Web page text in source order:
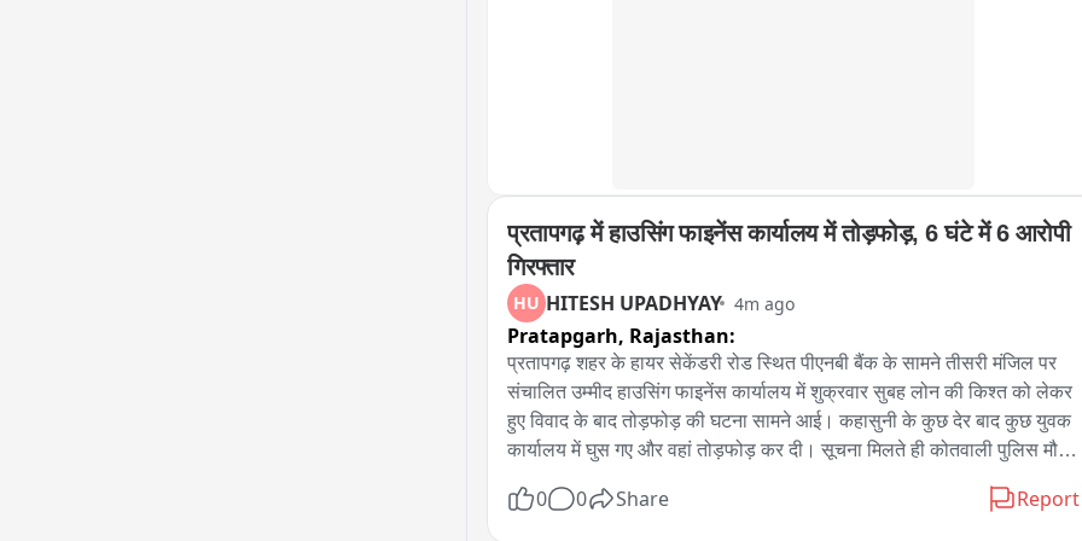
प्रतापगढ़ में हाउसिंग फाइनेंस कार्यालय में तोड़फोड़, 6 घंटे में 6 आरोपी
गिरफ्तार
HU HITESH UPADHYAY 4m ago
Pratapgarh, Rajasthan:
प्रतापगढ़ शहर के हायर सेकेंडरी रोड स्थित पीएनबी बैंक के सामने तीसरी मंजिल पर
संचालित उम्मीद हाउसिंग फाइनेंस कार्यालय में शुक्रवार सुबह लोन की किश्त को लेकर
हुए विवाद के बाद तोड़फोड़ की घटना सामने आई। कहासुनी के कुछ देर बाद कुछ युवक
कार्यालय में घुस गए और वहां तोड़फोड़ कर दी। सूचना मिलते ही कोतवाली पुलिस मौके
के करीब 6 घंटे के भीतर 6 आरोपियों को पकड़ लिया। पुलिस के अनुसार डिटेन कर
0 0 Share Report